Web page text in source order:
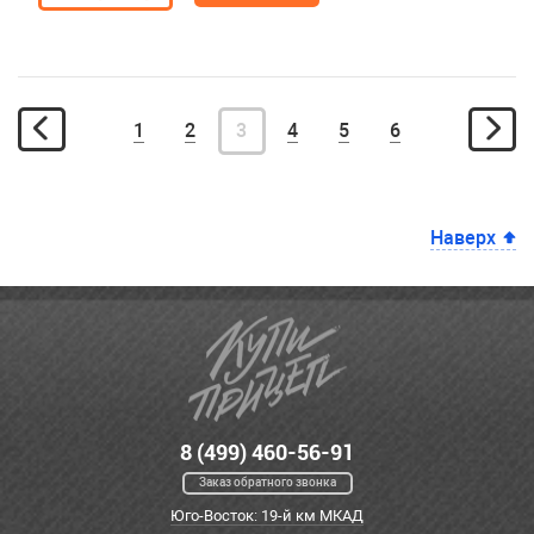
1 2 3 4 5 6
Наверх
8 (499) 460-56-91
Заказ обратного звонка
Юго-Восток: 19-й км МКАД